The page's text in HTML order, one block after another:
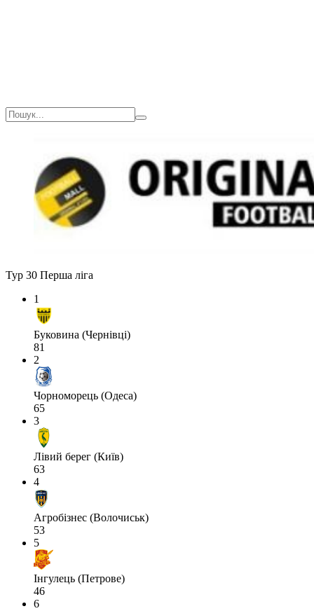
Тур 30 Перша ліга
1
Буковина (Чернівці)
81
2
Чорноморець (Одеса)
65
3
Лівий берег (Київ)
63
4
Агробізнес (Волочиськ)
53
5
Інгулець (Петрове)
46
6